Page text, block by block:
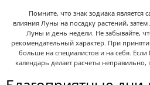
Помните, что знак зодиака
влияния Луны на посадку растений,
Луны и день недели. Не забывайте,
рекомендательный характер. При
больше на специалистов и на себя.
календарь делает расчеты неправильно,